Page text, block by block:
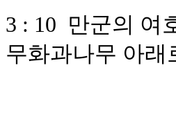
3 : 10 만군의 여
무화과나무 아래